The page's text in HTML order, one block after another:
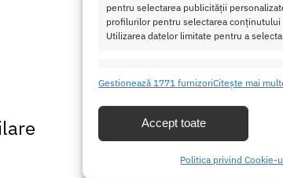
pentru selectarea publicității
profilurilor pentru selectarea conținutului
Utilizarea datelor limitate pentru a
dispozitive, Identificarea dispozitivelor
baza informațiilor solicitate în
Gestionează 1771 furnizoriCitește mai
Accept toate
Politica privind Cookie-